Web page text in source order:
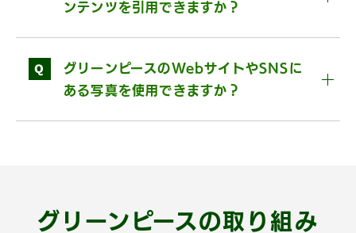
ンテンツを引用できますか？
Q
グリーンピースのWebサイトやSNSに
ある写真を使用できますか？
グリーンピースの取り組み